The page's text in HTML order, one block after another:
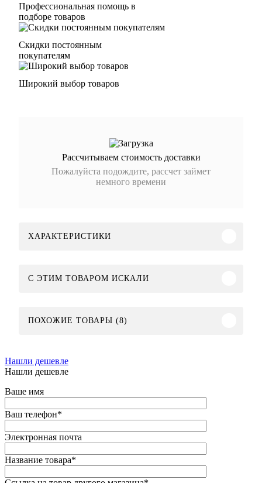
Профессиональная помощь в
подборе товаров
Скидки постоянным
покупателям
Широкий выбор товаров
Рассчитываем стоимость доставки
Пожалуйста подождите, рассчет займет
немного времени
ХАРАКТЕРИСТИКИ
C ЭТИМ ТОВАРОМ ИСКАЛИ
ПОХОЖИЕ ТОВАРЫ (8)
Нашли дешевле
Нашли дешевле
Ваше имя
Ваш телефон*
Электронная почта
Название товара*